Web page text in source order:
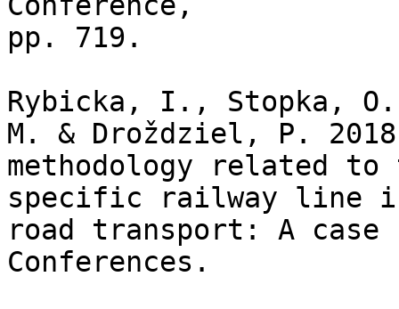
pp. 719.
Rybicka, I., Stopka,
M. & Droždziel, P.
methodology related
specific railway line
road transport: A case
Conferences.